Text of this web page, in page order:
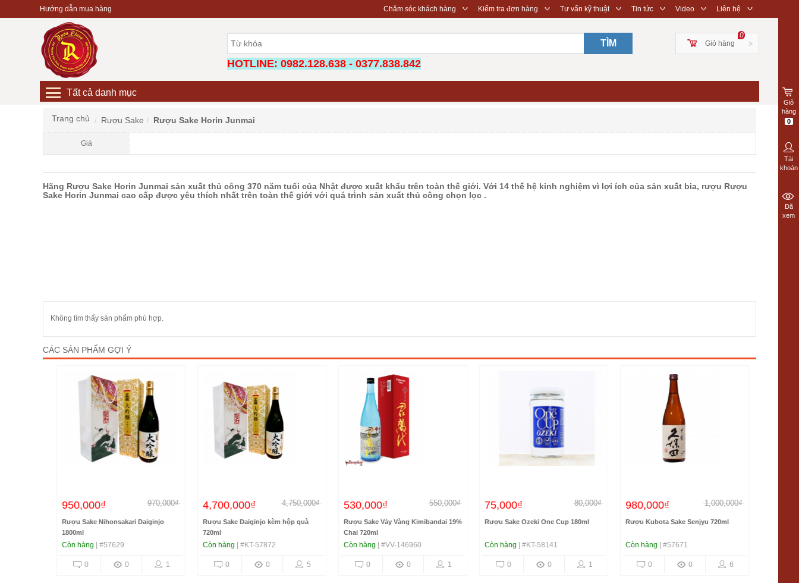
Hướng dẫn mua hàng ◇
Chăm sóc khách hàng ◇
Kiểm tra đơn hàng ◇
Tư vấn kỹ thuật ◇
Tin tức ◇
Video ◇
Liên hệ
TÌM >
0
Giỏ hàng
HOTLINE: 0982.128.638 - 0377.838.842
Tất cả danh mục
Trang chủ Rượu Sake Rượu Sake Horin Junmai
Giá
Hãng Rượu Sake Horin Junmai sản xuất thủ công 370 năm tuổi của Nhật được xuất khẩu trên toàn thế giới. Với 14 thế hệ kinh nghiệm vì lợi ích của sản xuất bia, rượu Rượu
Sake Horin Junmai cao cấp được yêu thích nhất trên toàn thế giới với quá trình sản xuất thủ công chọn lọc .
Không tìm thấy sản phẩm phù hợp.
CÁC SẢN PHẨM GỢI Ý
950,000₫ 970,000₫
Rượu Sake Nihonsakari Daiginjo
1800ml
Còn hàng| #57629
1
0
0
4,700,000₫ 4,750,000₫
Rượu Sake Daiginjo kèm hộp quà
720ml
Còn hàng| #KT-57872
5
0
0
530,000₫ 550,000₫
Rượu Sake Vảy Vàng Kimibandai 19%
Chai 720ml
Còn hàng| #VV-146960
1
0
0
75,000₫ 80,000₫
Rượu Sake Ozeki One Cup 180ml
Còn hàng| #KT-58141
1
0
0
980,000₫ 1,000,000₫
Rượu Kubota Sake Senjyu 720ml
Còn hàng| #57671
6
0
0
Giỏ
hàng
0
Tài
khoản
Đã
xem